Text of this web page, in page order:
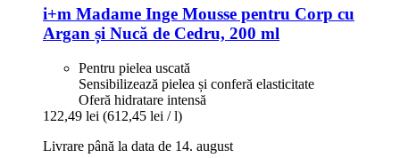
i+m Madame Inge Mousse pentru Corp cu
Argan și Nucă de Cedru, 200 ml
Pentru pielea uscată
Sensibilizează pielea și conferă elasticitate
Oferă hidratare intensă
122,49 lei (612,45 lei / l)
Livrare până la data de 14. august